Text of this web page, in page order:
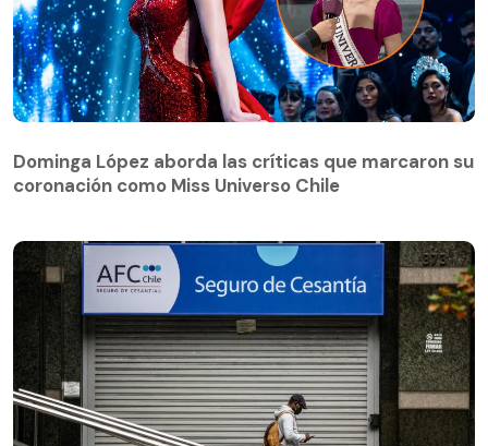
coronación como Miss Universo Chile
Dominga López aborda las críticas que marcaron su
coronación como Miss Universo Chile